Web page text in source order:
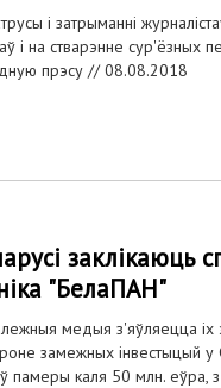
і затрыманні
і на стварэнне сур'ёзных
прэсу //08.08.2018
заклікаюць
"БелаПАН"
медыя з'яўляецца
замежных інвестыцый
памеры каля 50 млн. еўра,